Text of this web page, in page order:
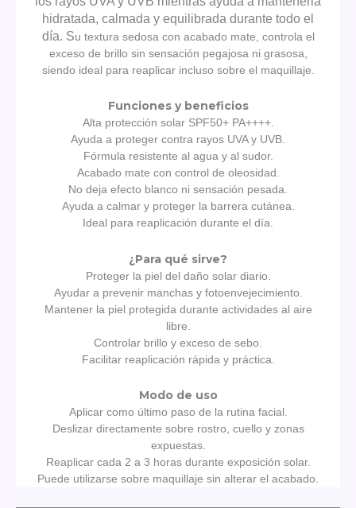
hidratada, calmada y equilibrada durante todo el
día. Su textura sedosa con acabado mate, controla el
exceso de brillo sin sensación pegajosa ni grasosa,
siendo ideal para reaplicar incluso sobre el maquillaje.
Funciones y beneficios
Alta protección solar SPF50+ PA++++.
Ayuda a proteger contra rayos UVA y UVB.
Fórmula resistente al agua y al sudor.
Acabado mate con control de oleosidad.
No deja efecto blanco ni sensación pesada.
Ayuda a calmar y proteger la barrera cutánea.
Ideal para reaplicación durante el día.
¿Para qué sirve?
Proteger la piel del daño solar diario.
Ayudar a prevenir manchas y fotoenvejecimiento.
Mantener la piel protegida durante actividades al aire
libre.
Controlar brillo y exceso de sebo.
Facilitar reaplicación rápida y práctica.
Modo de uso
Aplicar como último paso de la rutina facial.
Deslizar directamente sobre rostro, cuello y zonas
expuestas.
Reaplicar cada 2 a 3 horas durante exposición solar.
Puede utilizarse sobre maquillaje sin alterar el acabado.